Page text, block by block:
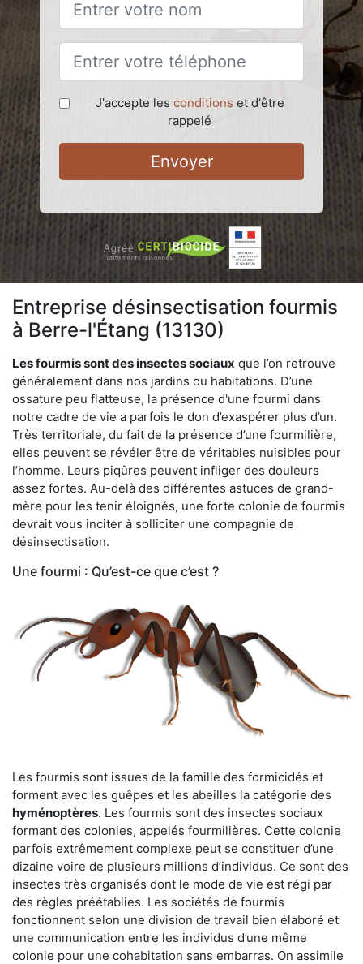
J'accepte les conditions et d'être
rappelé
Envoyer
Entreprise désinsectisation fourmis
à Berre-l'Étang (13130)
Les fourmis sont des insectes sociaux que l’on retrouve
généralement dans nos jardins ou habitations. D’une
ossature peu flatteuse, la présence d'une fourmi dans
notre cadre de vie a parfois le don d’exaspérer plus d’un.
Très territoriale, du fait de la présence d’une fourmilière,
elles peuvent se révéler être de véritables nuisibles pour
l’homme. Leurs piqûres peuvent infliger des douleurs
assez fortes. Au-delà des différentes astuces de grand-
mère pour les tenir éloignés, une forte colonie de fourmis
devrait vous inciter à solliciter une compagnie de
désinsectisation.
Une fourmi : Qu’est-ce que c’est ?
Les fourmis sont issues de la famille des formicidés et
forment avec les guêpes et les abeilles la catégorie des
hyménoptères. Les fourmis sont des insectes sociaux
formant des colonies, appelés fourmilières. Cette colonie
parfois extrêmement complexe peut se constituer d’une
dizaine voire de plusieurs millions d’individus. Ce sont des
insectes très organisés dont le mode de vie est régi par
des règles préétablies. Les sociétés de fourmis
fonctionnent selon une division de travail bien élaboré et
une communication entre les individus d’une même
colonie pour une cohabitation sans embarras. On assimile